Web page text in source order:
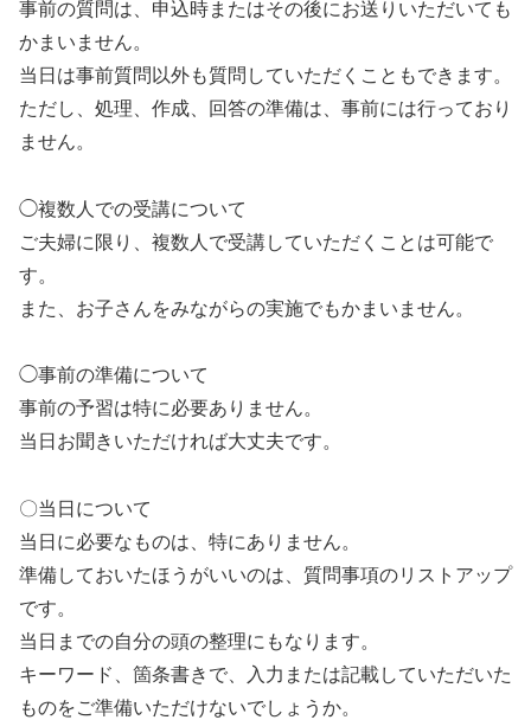
事前の質問は、申込時またはその後にお送りいただいても
かまいません。
当日は事前質問以外も質問していただくこともできます。
ただし、処理、作成、回答の準備は、事前には行っており
ません。
◯複数人での受講について
ご夫婦に限り、複数人で受講していただくことは可能で
す。
また、お子さんをみながらの実施でもかまいません。
◯事前の準備について
事前の予習は特に必要ありません。
当日お聞きいただければ大丈夫です。
〇当日について
当日に必要なものは、特にありません。
準備しておいたほうがいいのは、質問事項のリストアップ
です。
当日までの自分の頭の整理にもなります。
キーワード、箇条書きで、入力または記載していただいた
ものをご準備いただけないでしょうか。